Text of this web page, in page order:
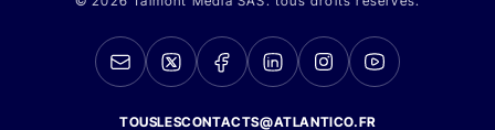
TOUSLESCONTACTS@ATLANTICO.FR